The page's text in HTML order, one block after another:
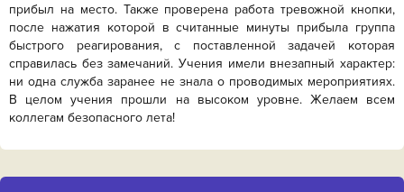
прибыл на место. Также проверена работа тревожной кнопки,
после нажатия которой в считанные минуты прибыла группа
быстрого реагирования, с поставленной задачей которая
справилась без замечаний. Учения имели внезапный характер:
ни одна служба заранее не знала о проводимых мероприятиях.
В целом учения прошли на высоком уровне. Желаем всем
коллегам безопасного лета!